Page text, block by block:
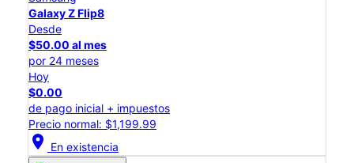
Galaxy Z Flip8
Desde
$50.00 al mes
por 24 meses
Hoy
$0.00
de pago inicial + impuestos
Precio normal: $1,199.99
location_on En existencia